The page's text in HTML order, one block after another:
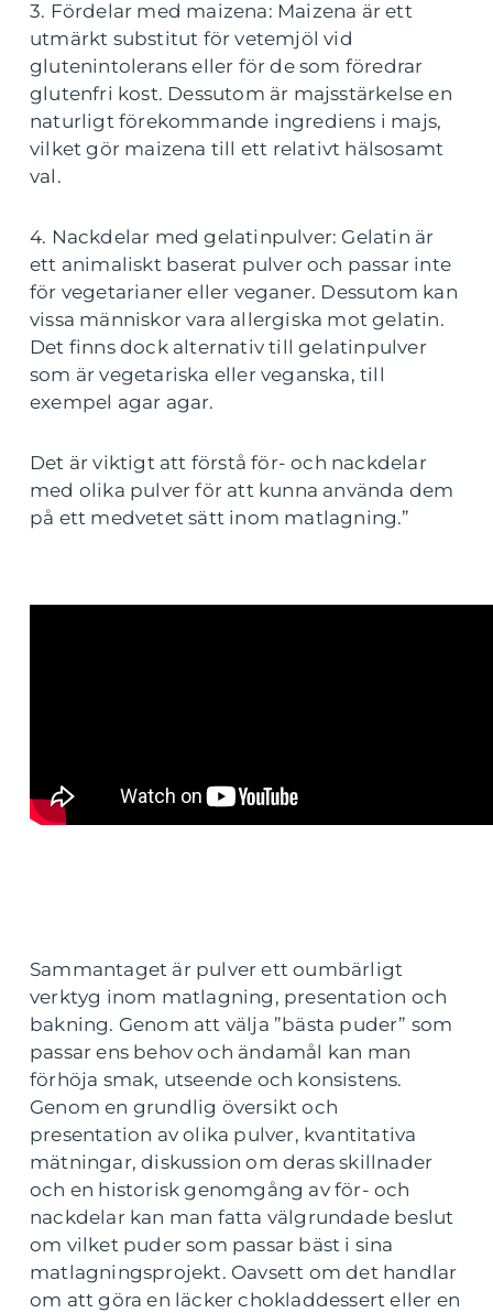
3. Fördelar med maizena: Maizena är ett
utmärkt substitut för vetemjöl vid
glutenintolerans eller för de som föredrar
glutenfri kost. Dessutom är majsstärkelse en
naturligt förekommande ingrediens i majs,
vilket gör maizena till ett relativt hälsosamt
val.
4. Nackdelar med gelatinpulver: Gelatin är
ett animaliskt baserat pulver och passar inte
för vegetarianer eller veganer. Dessutom kan
vissa människor vara allergiska mot gelatin.
Det finns dock alternativ till gelatinpulver
som är vegetariska eller veganska, till
exempel agar agar.
Det är viktigt att förstå för- och nackdelar
med olika pulver för att kunna använda dem
på ett medvetet sätt inom matlagning.”
Sammantaget är pulver ett oumbärligt
verktyg inom matlagning, presentation och
bakning. Genom att välja ”bästa puder” som
passar ens behov och ändamål kan man
förhöja smak, utseende och konsistens.
Genom en grundlig översikt och
presentation av olika pulver, kvantitativa
mätningar, diskussion om deras skillnader
och en historisk genomgång av för- och
nackdelar kan man fatta välgrundade beslut
om vilket puder som passar bäst i sina
matlagningsprojekt. Oavsett om det handlar
om att göra en läcker chokladdessert eller en